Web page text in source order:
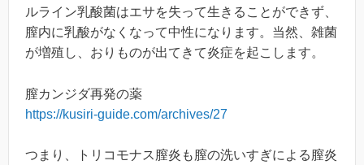
ルライン乳酸菌はエサを失って生きることができず、
膣内に乳酸がなくなって中性になります。当然、雑菌
が増殖し、おりものが出てきて炎症を起こします。
膣カンジダ再発の薬
https://kusiri-guide.com/archives/27
つまり、トリコモナス膣炎も膣の洗いすぎによる膣炎